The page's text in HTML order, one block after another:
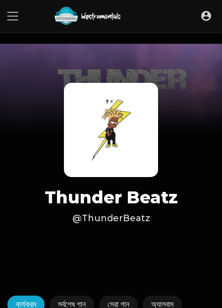
Thunder Beatz
@ThunderBeatz
কার্যক্রম সর্বশেষ গান সেরা গান অ্যালবাম